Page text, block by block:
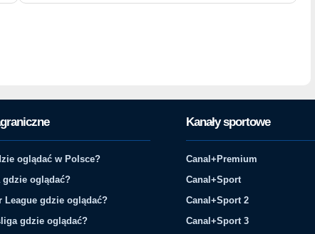
oglądać w Polsce?
gdzie oglądać?
League gdzie oglądać?
gdzie oglądać?
Kanały sportowe
Canal+Premium
Canal+Sport
Canal+Sport 2
Canal+Sport 3